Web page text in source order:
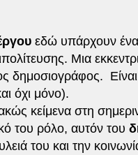
εδώ υπάρχουν
Μια
δημοσιογράφος.
όχι μόνο).
κείμενα στη
του ρόλο, αυτόν του
του και την